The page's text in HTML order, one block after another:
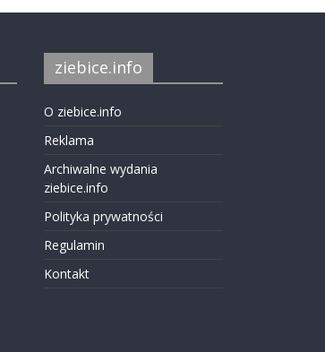
ziebice.info
O ziebice.info
Reklama
Archiwalne wydania
ziebice.info
Polityka prywatności
Regulamin
Kontakt